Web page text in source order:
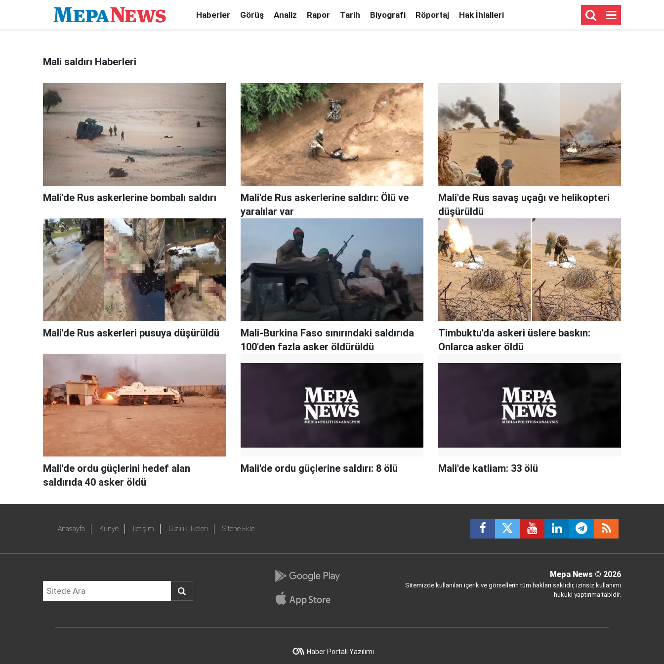
Haberler Görüş Analiz Rapor Tarih Biyografi Röportaj Hak İhlalleri
Mali saldırı Haberleri
Mali'de Rus askerlerine bombalı saldırı
Mali'de Rus askerlerine saldırı: Ölü ve
yaralılar var
Mali'de Rus savaş uçağı ve helikopteri
düşürüldü
Mali'de Rus askerleri pusuya düşürüldü
Mali-Burkina Faso sınırındaki saldırıda
100'den fazla asker öldürüldü
Timbuktu'da askeri üslere baskın:
Onlarca asker öldü
Mali'de ordu güçlerini hedef alan
saldırıda 40 asker öldü
Mali'de ordu güçlerine saldırı: 8 ölü Mali'de katliam: 33 ölü
Anasayfa Künye İletişim Gizlilik İlkeleri Sitene Ekle
Mepa News © 2026
Sitemizde kullanılan içerik ve görsellerin tüm hakları saklıdır, izinsiz kullanımı
hukuki yaptırıma tabidir.
Haber Portalı Yazılımı